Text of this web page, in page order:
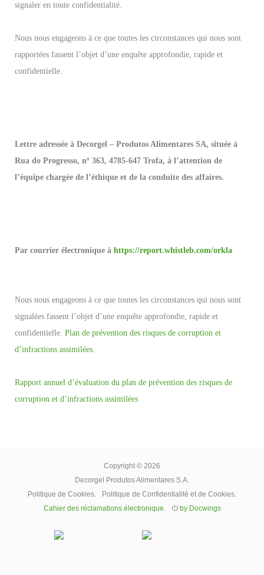
signaler en toute confidentialité.
Nous nous engageons à ce que toutes les circonstances qui nous sont
rapportées fassent l’objet d’une enquête approfondie, rapide et
confidentielle.
Lettre adressée à Decorgel – Produtos Alimentares SA, située à
Rua do Progresso, nº 363, 4785-647 Trofa, à l’attention de
l’équipe chargée de l’éthique et de la conduite des affaires.
Par courrier électronique à https://report.whistleb.com/orkla
Nous nous engageons à ce que toutes les circonstances qui nous sont
signalées fassent l’objet d’une enquête approfondie, rapide et
confidentielle. Plan de prévention des risques de corruption et
d’infractions assimilées.
Rapport annuel d’évaluation du plan de prévention des risques de
corruption et d’infractions assimilées
Copyright © 2026
Decorgel Produtos Alimentares S.A.
Politique de Cookies. Politique de Confidentialité et de Cookies.
Cahier des réclamations électronique. ⏻ by Docwings